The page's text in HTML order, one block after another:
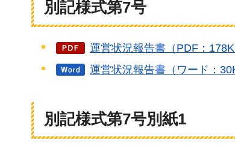
別記様式第7号
運営状況報告書（PDF：
運営状況報告書（ワード：
別記様式第7号別紙1